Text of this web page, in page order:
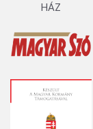
HÁZ